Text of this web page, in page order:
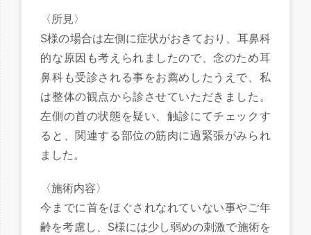
〈所見〉
S様の場合は左側に症状がおきており、耳鼻科
的な原因も考えられましたので、念のため耳
鼻科も受診される事をお薦めしたうえで、私
は整体の観点から診させていただきました。
左側の首の状態を疑い、触診にてチェックす
ると、関連する部位の筋肉に過緊張がみられ
ました。
〈施術内容〉
今までに首をほぐされなれていない事やご年
齢を考慮し、S様には少し弱めの刺激で施術を